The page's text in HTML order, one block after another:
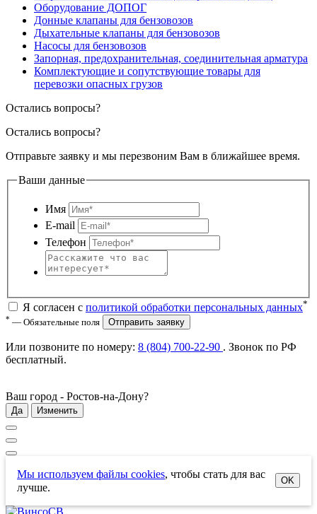
Оборудование ДОПОГ
Донные клапаны для бензовозов
Дыхательные клапаны для бензовозов
Насосы для бензовозов
Запорная, предохранительная, соединительная арматура
Комплектующие и сопутствующие товары для
перевозки опасных грузов
Остались вопросы?
Остались вопросы?
Отправьте заявку и мы перезвоним Вам в ближайшее время.
Ваши данные
Имя
E-mail
Телефон
Я согласен с политикой обработки персональных данных*
* — Обязательные поля Отправить заявку
Или позвоните по номеру: 8 (804) 700-22-90 . Звонок по РФ
бесплатный.
Ваш город - Ростов-на-Дону?
Да Изменить
Мы используем файлы cookies, чтобы стать для вас
лучше.
OK